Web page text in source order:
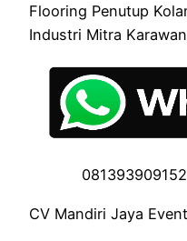
Flooring Penutup
Industri Mitra
CV Mandiri Jaya Event